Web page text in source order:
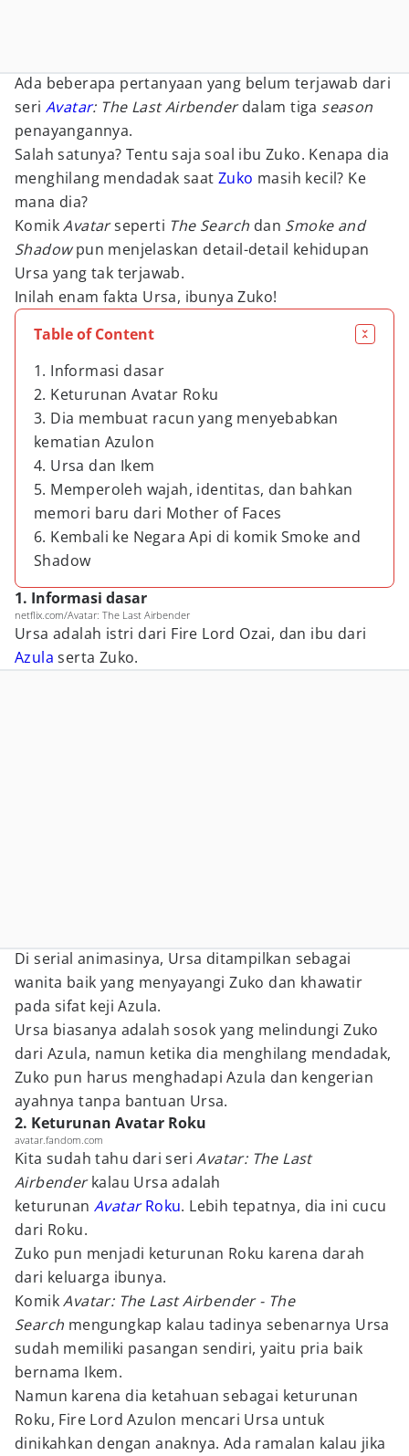
Ada beberapa pertanyaan yang belum terjawab dari
seri Avatar: The Last Airbenderdalam tiga season
penayangannya.
Salah satunya? Tentu saja soal ibu Zuko. Kenapa dia
menghilang mendadak saat Zuko masih kecil? Ke
mana dia?
KomikAvatarseperti The Search dan Smoke and
Shadowpun menjelaskan detail-detail kehidupan
Ursa yang tak terjawab.
Inilah enam fakta Ursa, ibunya Zuko!
Table of Content
1. Informasi dasar
2. Keturunan Avatar Roku
3. Dia membuat racun yang menyebabkan
kematian Azulon
4. Ursa dan Ikem
5. Memperoleh wajah, identitas, dan bahkan
memori baru dari Mother of Faces
6. Kembali ke Negara Api di komik Smoke and
Shadow
1. Informasi dasar
netflix.com/Avatar: The Last Airbender
Ursa adalah istri dari Fire Lord Ozai, dan ibu dari
Azula serta Zuko.
Di serial animasinya, Ursa ditampilkan sebagai
wanita baik yang menyayangi Zuko dan khawatir
pada sifat keji Azula.
Ursa biasanya adalah sosok yang melindungi Zuko
dari Azula, namun ketika dia menghilang mendadak,
Zuko pun harus menghadapi Azula dan kengerian
ayahnya tanpa bantuan Ursa.
2. Keturunan Avatar Roku
avatar.fandom.com
Kita sudah tahu dari seriAvatar: The Last
Airbenderkalau Ursa adalah
keturunanAvatarRoku. Lebih tepatnya, dia ini cucu
dari Roku.
Zuko pun menjadi keturunan Roku karena darah
dari keluarga ibunya.
KomikAvatar: The Last Airbender - The
Search mengungkap kalau tadinya sebenarnya Ursa
sudah memiliki pasangan sendiri, yaitu pria baik
bernama Ikem.
Namun karena dia ketahuan sebagai keturunan
Roku, Fire Lord Azulon mencari Ursa untuk
dinikahkan dengan anaknya. Ada ramalan kalau jika